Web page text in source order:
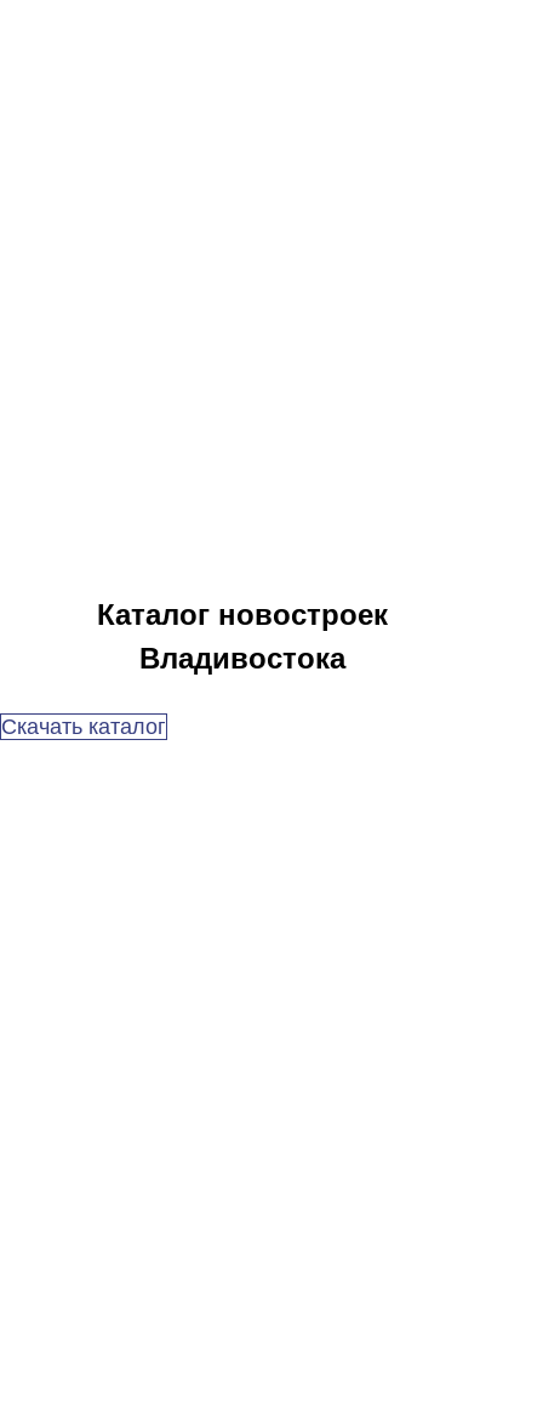
Каталог новостроек
Владивостока
Скачать каталог